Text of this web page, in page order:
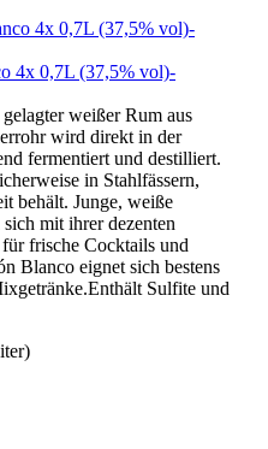
4x 0,7L (37,5% vol)-
weißer Rum aus
wird direkt in der
fermentiert und destilliert.
in Stahlfässern,
behält. Junge, weiße
mit ihrer dezenten
frische Cocktails und
Blanco eignet sich bestens
Sulfite und